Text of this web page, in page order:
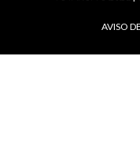
AVISO